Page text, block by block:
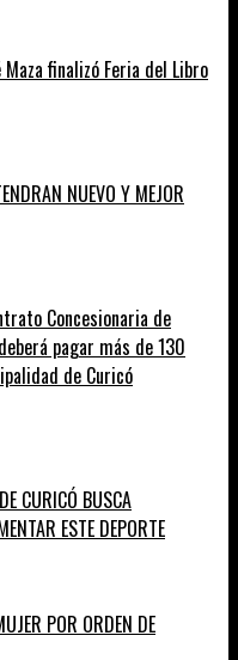
finalizó Feria del Libro
NUEVO Y MEJOR
Concesionaria de
pagar más de 130
de Curicó
CURICÓ BUSCA
ESTE DEPORTE
POR ORDEN DE